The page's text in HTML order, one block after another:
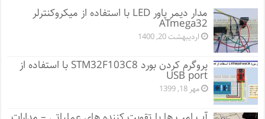
مدار دیمر پاور LED با استفاده از میکروکنترلر
ATmega32
اردیبهشت 20, 1400
پروگرم کردن بورد STM32F103C8 با استفاده از
USB port
مهر 18, 1399